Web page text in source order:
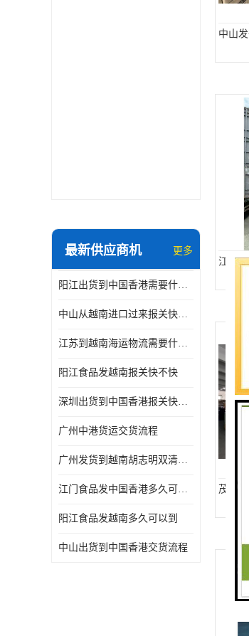
最新供应商机 更多
阳江出货到中国香港需要什么条件 专线直达
中山从越南进口过来报关快不快
江苏到越南海运物流需要什么条件 一步到位
阳江食品发越南报关快不快
深圳出货到中国香港报关快不快 一手货源
广州中港货运交货流程
广州发货到越南胡志明双清需要什么文件
江门食品发中国香港多久可以到 一键发货
阳江食品发越南多久可以到
中山出货到中国香港交货流程
中山
江门
茂名